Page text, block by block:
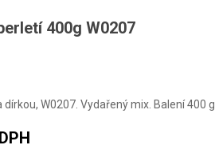
400g W0207
dírkou, W0207. Vydařený mix. Balení 400 g